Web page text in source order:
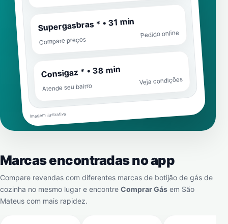
Supergasbras * • 31 min
Compare preços
Pedido online
Consigaz * • 38 min
Atende seu bairro
Veja condições
Imagem ilustrativa
Marcas encontradas no app
Compare revendas com diferentes marcas de botijão de gás de
cozinha no mesmo lugar e encontre Comprar Gás em São
Mateus com mais rapidez.